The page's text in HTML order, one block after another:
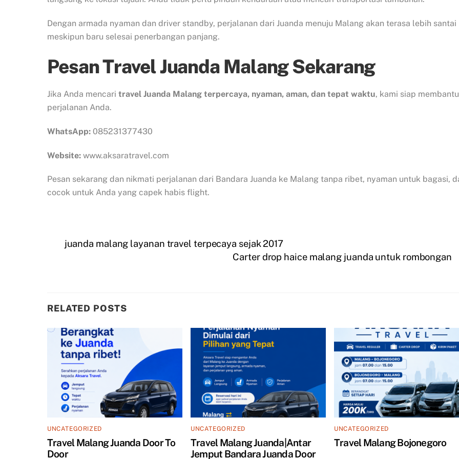
Dengan armada nyaman dan driver standby, perjalanan dari Juanda menuju Malang akan terasa lebih santai
meskipun baru selesai penerbangan panjang.
Pesan Travel Juanda Malang Sekarang
Jika Anda mencari travel Juanda Malang terpercaya, nyaman, aman, dan tepat waktu, kami siap membantu
perjalanan Anda.
WhatsApp: 085231377430
Website: www.aksaratravel.com
Pesan sekarang dan nikmati perjalanan dari Bandara Juanda ke Malang tanpa ribet, nyaman untuk bagasi,
cocok untuk Anda yang capek habis flight.
juanda malang layanan travel terpecaya sejak 2017
Carter drop haice malang juanda untuk rombongan
RELATED POSTS
UNCATEGORIZED
Travel Malang Juanda Door To
Door
UNCATEGORIZED
Travel Malang Juanda|Antar
Jemput Bandara Juanda Door
UNCATEGORIZED
Travel Malang Bojonegoro